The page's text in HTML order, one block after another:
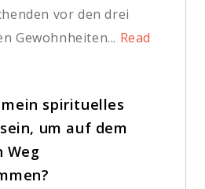
vor den drei
Gewohnheiten... Read
spirituelles
um auf dem
Weg